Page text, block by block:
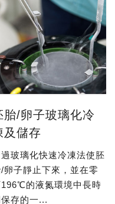
胎/卵子玻璃化冷
及儲存
玻璃化快速冷凍法使胚
/卵子靜止下來，並在零
的液氮環境中長時
存的一...